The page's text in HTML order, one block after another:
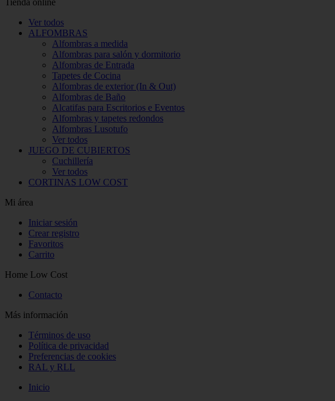
Ver todos
ALFOMBRAS
Alfombras a medida
Alfombras para salón y dormitorio
Alfombras de Entrada
Tapetes de Cocina
Alfombras de exterior (In & Out)
Alfombras de Baño
Alcatifas para Escritorios e Eventos
Alfombras y tapetes redondos
Alfombras Lusotufo
Ver todos
JUEGO DE CUBIERTOS
Cuchillería
Ver todos
CORTINAS LOW COST
Mi área
Iniciar sesión
Crear registro
Favoritos
Carrito
Home Low Cost
Contacto
Más información
Términos de uso
Política de privacidad
Preferencias de cookies
RAL y RLL
Inicio